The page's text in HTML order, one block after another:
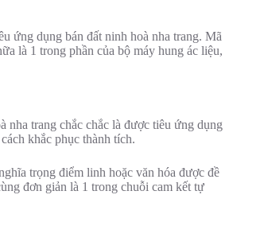
ứng dụng bán đất ninh hoà nha trang. Mã
là 1 trong phần của bộ máy hung ác liệu,
nha trang chắc chắc là được tiêu ứng dụng
khắc phục thành tích.
trọng điểm linh hoặc văn hóa được đề
đơn giản là 1 trong chuỗi cam kết tự